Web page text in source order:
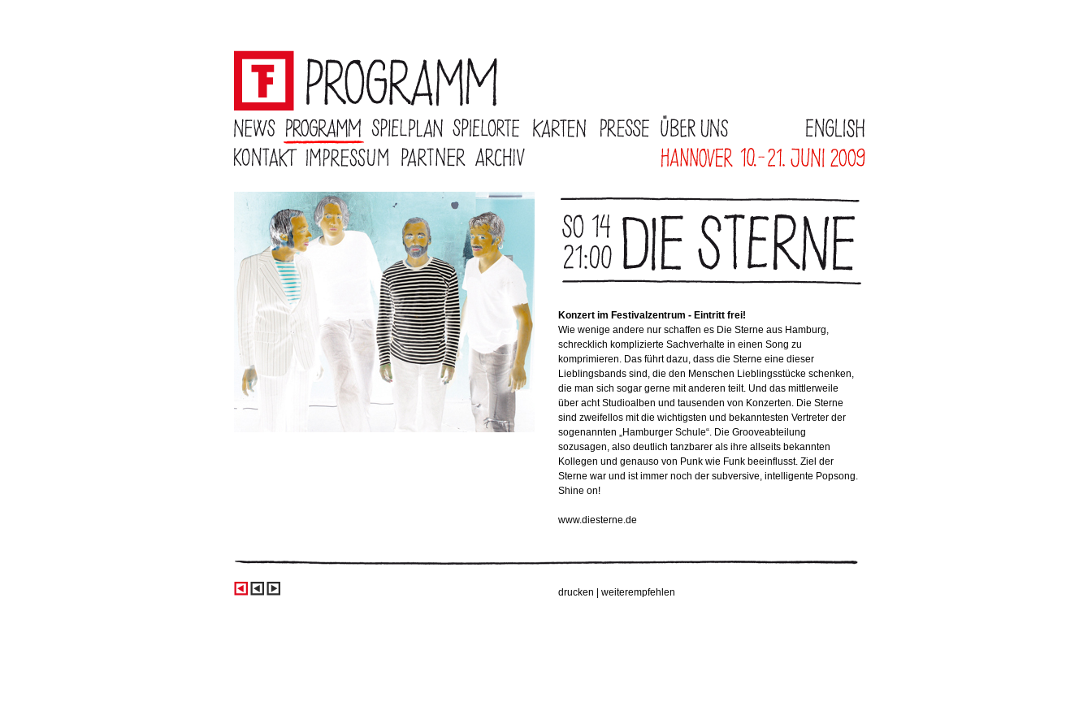
Konzert im Festivalzentrum - Eintritt frei!
Wie wenige andere nur schaffen es Die Sterne aus Hamburg,
schrecklich komplizierte Sachverhalte in einen Song zu
komprimieren. Das führt dazu, dass die Sterne eine dieser
Lieblingsbands sind, die den Menschen Lieblingsstücke schenken,
die man sich sogar gerne mit anderen teilt. Und das mittlerweile
über acht Studioalben und tausenden von Konzerten. Die Sterne
sind zweifellos mit die wichtigsten und bekanntesten Vertreter der
sogenannten „Hamburger Schule“. Die Grooveabteilung
sozusagen, also deutlich tanzbarer als ihre allseits bekannten
Kollegen und genauso von Punk wie Funk beeinflusst. Ziel der
Sterne war und ist immer noch der subversive, intelligente Popsong.
Shine on!
www.diesterne.de
drucken weiterempfehlen